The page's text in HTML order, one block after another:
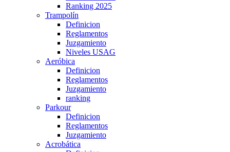
Ranking 2025
Trampolín
Definicion
Reglamentos
Juzgamiento
Niveles USAG
Aeróbica
Definicion
Reglamentos
Juzgamiento
ranking
Parkour
Definicion
Reglamentos
Juzgamiento
Acrobática